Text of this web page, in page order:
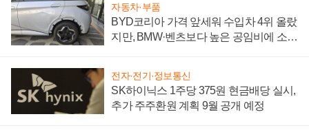
자동차·부품
BYD코리아 가격 앞세워 수입차 4위 올랐
지만, BMW·벤츠보다 높은 공임비에 소비
전자·전기·정보통신
SK하이닉스 1주당 375원 현금배당 실시,
추가 주주환원 계획 9월 공개 예정